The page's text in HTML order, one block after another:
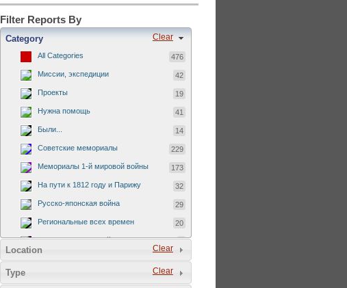
Filter Reports By
Clear
Category
All Categories 476
Миссии, экспедиции 42
Проекты 19
Нужна помощь 41
Были... 14
Советские мемориалы 229
Мемориалы 1-й мировой войны 173
На пути к 1812 году и Парижу 32
Русско-японская война 29
Региональные всех времен 20
Русско-турецкая война 1877-1878 7
Clear
Location
Clear
Type